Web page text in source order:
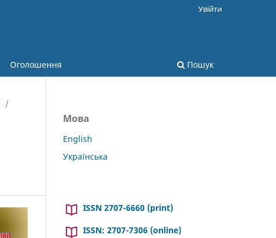
Оголошення Пошук
Увійти
/
Мова
English
Українська
ISSN 2707-6660 (print)
ISSN: 2707-7306 (online)